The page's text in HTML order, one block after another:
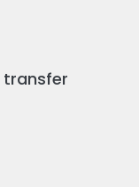
transfer